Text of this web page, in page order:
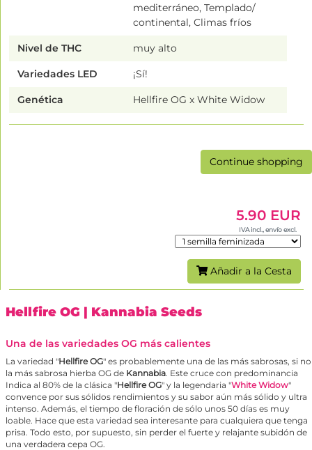
mediterráneo, Templado/
continental, Climas fríos
Nivel de THC muy alto
Variedades LED ¡Sí!
Genética Hellfire OG x White Widow
Continue shopping
5.90 EUR
IVA incl., envío excl.
Añadir a la Cesta
Hellfire OG | Kannabia Seeds
Una de las variedades OG más calientes
La variedad "Hellfire OG" es probablemente una de las más sabrosas, si no
la más sabrosa hierba OG de Kannabia. Este cruce con predominancia
Indica al 80% de la clásica "Hellfire OG" y la legendaria "White Widow"
convence por sus sólidos rendimientos y su sabor aún más sólido y ultra
intenso. Además, el tiempo de floración de sólo unos 50 días es muy
loable. Hace que esta variedad sea interesante para cualquiera que tenga
prisa. Todo esto, por supuesto, sin perder el fuerte y relajante subidón de
una verdadera cepa OG.